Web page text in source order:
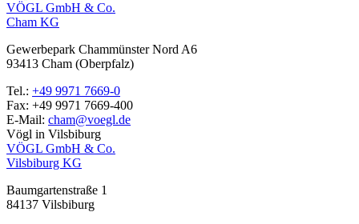
VÖGL GmbH & Co.
Cham KG
Gewerbepark Chammünster Nord A6
93413 Cham (Oberpfalz)
Tel.: +49 9971 7669-0
Fax: +49 9971 7669-400
E-Mail: cham@voegl.de
Vögl in Vilsbiburg
VÖGL GmbH & Co.
Vilsbiburg KG
Baumgartenstraße 1
84137 Vilsbiburg